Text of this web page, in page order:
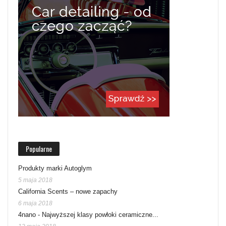
Popularne
Produkty marki Autoglym
5 maja 2018
California Scents – nowe zapachy
6 maja 2018
4nano - Najwyższej klasy powłoki ceramiczne...